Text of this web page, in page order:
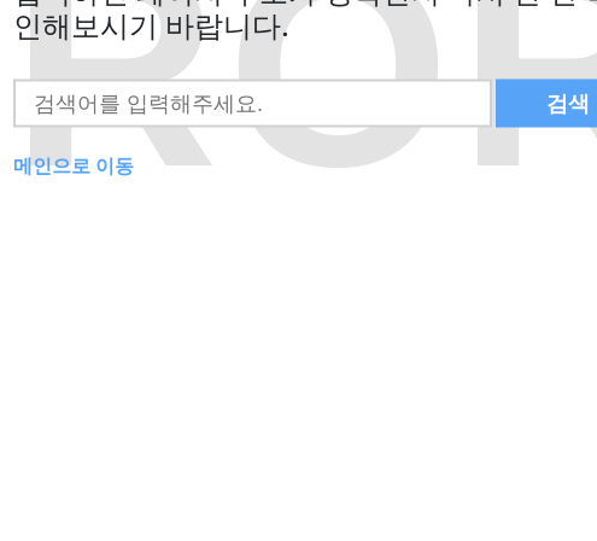
인해보시기 바랍니다.
검색
메인으로 이동